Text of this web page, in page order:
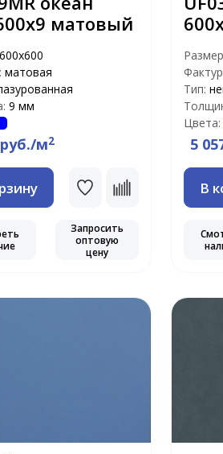
матовый
600х600
матовая
9 мм
м2
Запросить
оптовую
цену
Тип:
Цвета:
5
В